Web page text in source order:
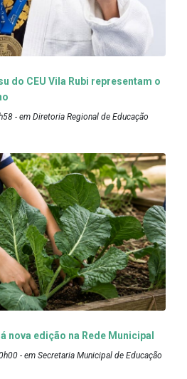
do CEU Vila Rubi representam o
- em Diretoria Regional de Educação
nova edição na Rede Municipal
- em Secretaria Municipal de Educação